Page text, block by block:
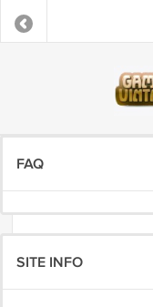
FAQ
SITE INFO